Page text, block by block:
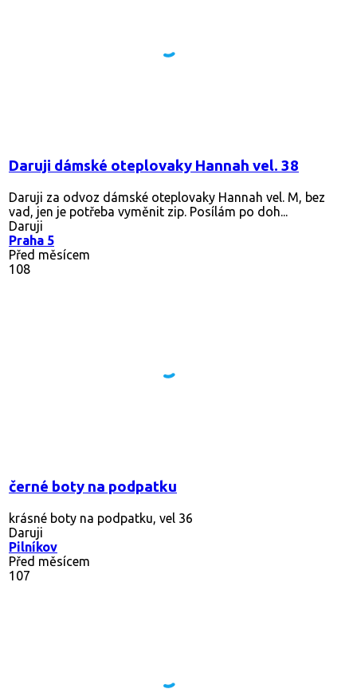
Daruji dámské oteplovaky Hannah vel. 38
Daruji za odvoz dámské oteplovaky Hannah vel. M, bez
vad, jen je potřeba vyměnit zip. Posílám po doh...
Daruji
Praha 5
Před měsícem
108
černé boty na podpatku
krásné boty na podpatku, vel 36
Daruji
Pilníkov
Před měsícem
107